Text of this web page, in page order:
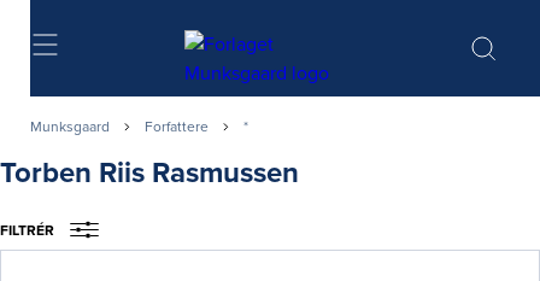
Søg
Munksgaard Forfattere *
Torben Riis Rasmussen
FILTRÉR